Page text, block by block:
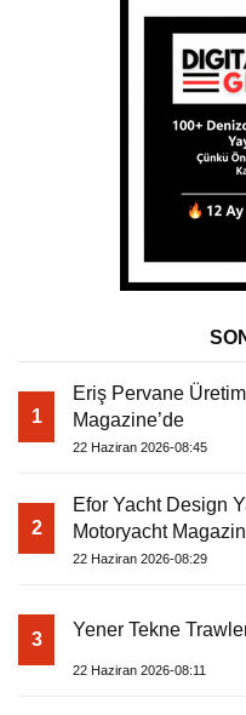
1
Eriş Pervane
Magazine’de
22 Haziran 2026-08:45
2
Efor Yacht Design
Motoryacht
22 Haziran 2026-08:29
3 Yener Tekne
22 Haziran 2026-08:11